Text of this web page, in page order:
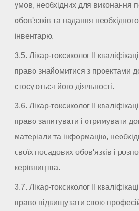
умов, необхідних для виконання
обов'язків та надання
інвентарю.
3.5. Лікар-токсиколог II
право знайомитися з проектами
стосуються його діяльності.
3.6. Лікар-токсиколог II
право запитувати і отримувати
матеріали та інформацію,
своїх посадових обов'язків і
керівництва.
3.7. Лікар-токсиколог II
право підвищувати свою